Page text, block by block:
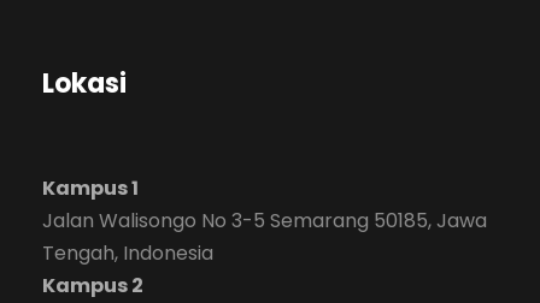
Lokasi
Kampus 1
Jalan Walisongo No 3-5 Semarang 50185, Jawa
Tengah, Indonesia
Kampus 2